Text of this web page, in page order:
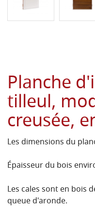
Planche
tilleul,
creusée,
Les dimensions du
Épaisseur du bois
Les cales sont en bois
queue d'aronde.